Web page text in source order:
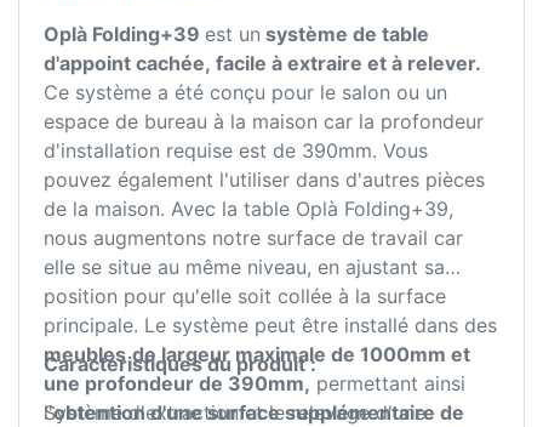
Oplà Folding+39 est un système de table
d'appoint cachée, facile à extraire et à relever.
Ce système a été conçu pour le salon ou un
espace de bureau à la maison car la profondeur
d'installation requise est de 390mm. Vous
pouvez également l'utiliser dans d'autres pièces
de la maison. Avec la table Oplà Folding+39,
nous augmentons notre surface de travail car
elle se situe au même niveau, en ajustant sa
position pour qu'elle soit collée à la surface
principale. Le système peut être installé dans des
meubles de largeur maximale de 1000mm et
une profondeur de 390mm, permettant ainsi
l'obtention d'une surface supplémentaire de
Caractéristiques du produit :
Système d'extraction et le relevage d'une